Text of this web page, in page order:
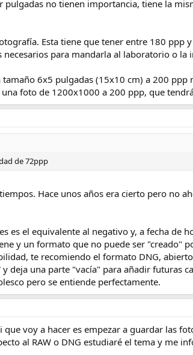
pulgadas no tienen importancia, tiene la
Esta tiene que tener entre 180 ppp
para mandarla al laboratorio o la
6x5 pulgadas (15x10 cm) a 200 ppp
foto de 1200x1000 a 200 ppp, que
de 72ppp
Hace unos años era cierto pero no
es el equivalente al negativo y, a fecha de
y un formato que no puede ser "creado"
te recomiendo el formato DNG,
deja una parte "vacía" para añadir futuras
pero se entiende perfectamente.
voy a hacer es empezar a guardar las
al RAW o DNG estudiaré el tema y me